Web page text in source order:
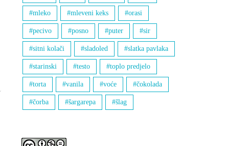
mleko mleveni keks orasi
pecivo posno puter sir
sitni kolači sladoled slatka pavlaka
starinski testo toplo predjelo
torta vanila voće čokolada
čorba šargarepa šlag